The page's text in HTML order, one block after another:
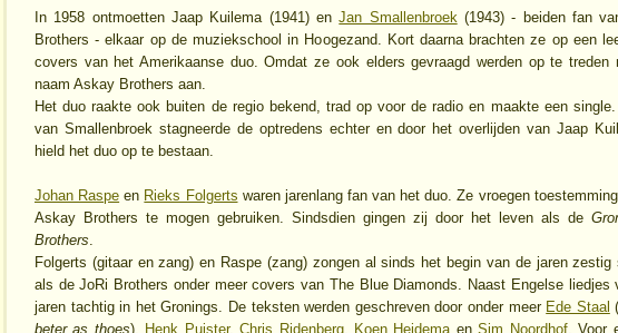
In 1958 ontmoetten Jaap Kuilema (1941) enJan Smallenbroek (1943) - beiden fan
Brothers - elkaar op de muziekschool in Hoogezand. Kort daarna brachten ze op een
covers van het Amerikaanse duo. Omdat ze ook elders gevraagd werden op te treden
naam Askay Brothers aan.
Het duo raakte ook buiten de regio bekend, trad op voor de radio en maakte een
van Smallenbroek stagneerde de optredens echter en door het overlijden van Jaap
hield het duo op te bestaan.
Johan Raspe en Rieks Folgerts waren jarenlang fan van het duo. Ze vroegen
Askay Brothers te mogen gebruiken. Sindsdien gingen zij door het leven als de
Brothers
Folgerts (gitaar en zang) en Raspe (zang) zongen al sinds het begin van de jaren zestig
als de JoRi Brothers onder meer covers van The Blue Diamonds. Naast Engelse liedjes
jaren tachtig in het Gronings. De teksten werden geschreven door onder meer Ede Staal
beter as thoes), Henk Puister,Chris Ridenberg, Koen Heidema enSim Noordhof. Voor